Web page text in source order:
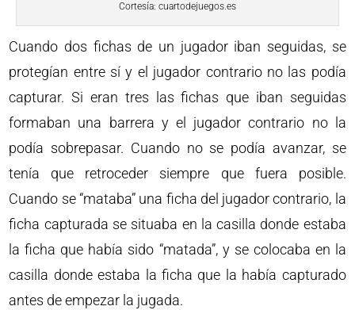
Cortesía: cuartodejuegos.es
Cuando dos fichas de un jugador iban seguidas, se
protegían entre sí y el jugador contrario no las podía
capturar. Si eran tres las fichas que iban seguidas
formaban una barrera y el jugador contrario no la
podía sobrepasar. Cuando no se podía avanzar, se
tenía que retroceder siempre que fuera posible.
Cuando se “mataba” una ficha del jugador contrario, la
ficha capturada se situaba en la casilla donde estaba
la ficha que había sido “matada”, y se colocaba en la
casilla donde estaba la ficha que la había capturado
antes de empezar la jugada.